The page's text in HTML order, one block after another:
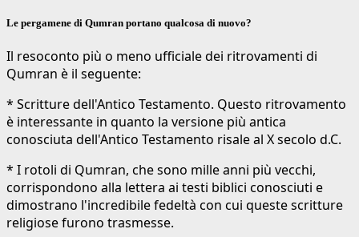
Le pergamene di Qumran portano qualcosa di nuovo?
Il resoconto più o meno ufficiale dei ritrovamenti di
Qumran è il seguente:
* Scritture dell'Antico Testamento. Questo ritrovamento
è interessante in quanto la versione più antica
conosciuta dell'Antico Testamento risale al X secolo d.C.
* I rotoli di Qumran, che sono mille anni più vecchi,
corrispondono alla lettera ai testi biblici conosciuti e
dimostrano l'incredibile fedeltà con cui queste scritture
religiose furono trasmesse.